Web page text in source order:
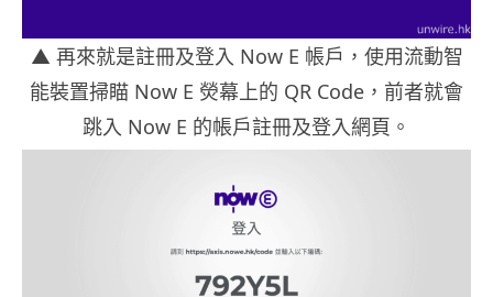
▲ 再來就是註冊及登入 Now E 帳戶，使用流動智
能裝置掃瞄 Now E 熒幕上的 QR Code，前者就會
跳入 Now E 的帳戶註冊及登入網頁。